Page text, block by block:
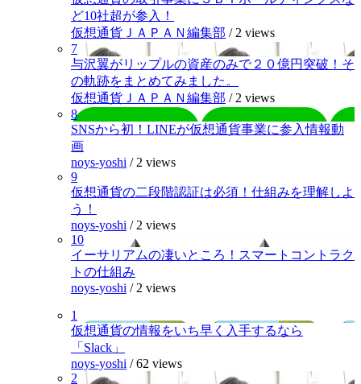
ど10社超が参入！
仮想通貨ＪＡＰＡＮ編集部 / 2 views
7
与沢翼がリップルの資産のみで２０億円突破！そ
の軌跡をまとめてみました。
仮想通貨ＪＡＰＡＮ編集部 / 2 views
8
SNSから初！LINEが仮想通貨事業に参入情報動
画
noys-yoshi / 2 views
9
仮想通貨の二段階認証は必須！仕組みを理解しよ
う！
noys-yoshi / 2 views
10
イーサリアムの凄いところ！スマートコントラク
トの仕組み
noys-yoshi / 2 views
1
仮想通貨の情報をいち早く入手するなら
「Slack」
noys-yoshi /62 views
2